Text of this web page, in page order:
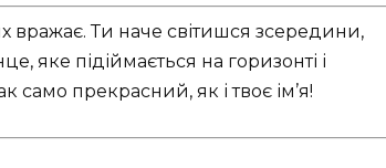
вражає. Ти наче світишся зсередини,
яке підіймається на горизонті і
прекрасний, як і твоє ім’я!